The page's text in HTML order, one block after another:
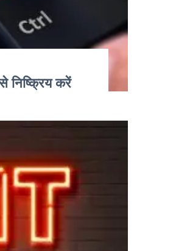
निष्क्रिय करें